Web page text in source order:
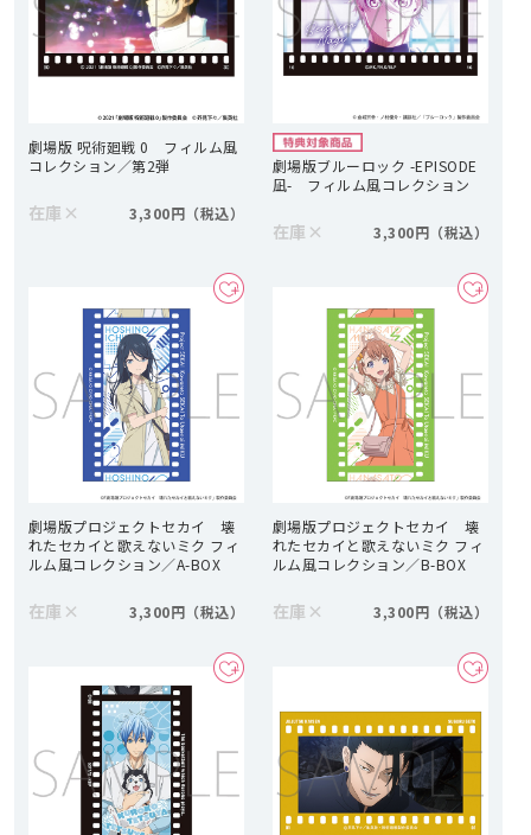
劇場版 呪術廻戦 0 フィルム風
コレクション／第2弾
在庫 × 3,300円
劇場版ブルーロック -EPISODE
凪- フィルム風コレクション
在庫 × 3,300円
劇場版プロジェクトセカイ 壊
れたセカイと歌えないミク フィ
ルム風コレクション／A-BOX
在庫 × 3,300円
劇場版プロジェクトセカイ 壊
れたセカイと歌えないミク フィ
ルム風コレクション／B-BOX
在庫 × 3,300円